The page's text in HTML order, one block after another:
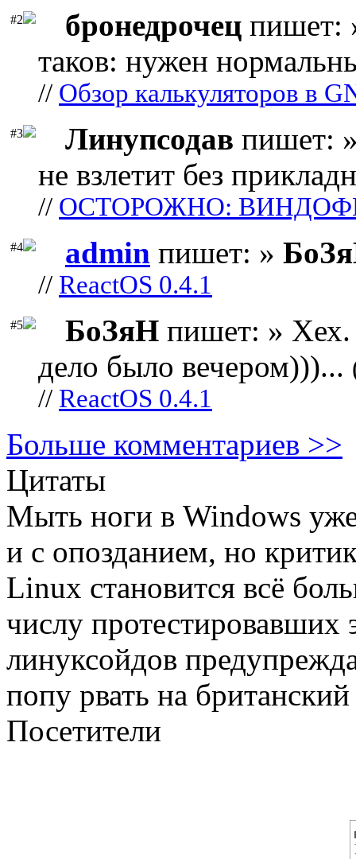
#2 бронедрочец пишет:
таков: нужен
// Обзор калькуляторов в
#3 Линупсодав пишет:
не взлетит без
// ОСТОРОЖНО:
#4 admin пишет: »
// ReactOS 0.4.1
#5 БоЗяН пишет: » Хех.
дело было вечером)))...
// ReactOS 0.4.1
Больше комментариев >>
Цитаты
Мыть ноги в Windows
и с опозданием, но
Linux становится всё
числу протестировавших
линуксойдов
попу рвать на
Посетители